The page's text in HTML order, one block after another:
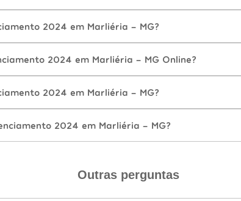
2024 em Marliéria - MG?
2024 em Marliéria - MG Online?
2024 em Marliéria - MG?
2024 em Marliéria - MG?
Outras perguntas